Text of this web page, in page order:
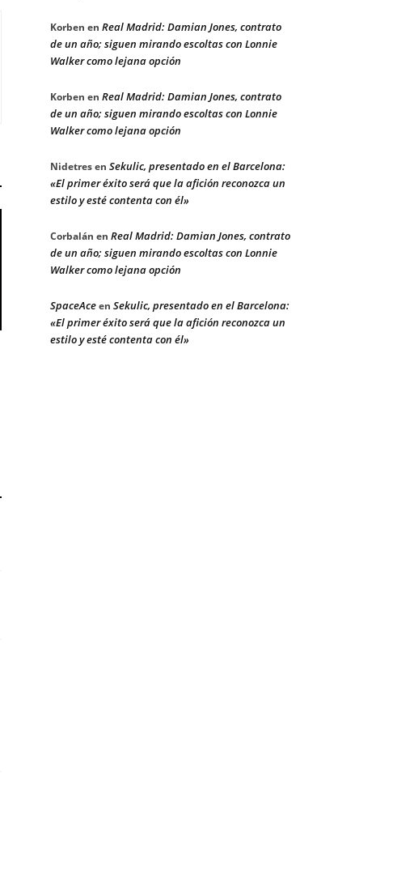
Korben en Real Madrid: Damian Jones, contrato
de un año; siguen mirando escoltas con Lonnie
Walker como lejana opción
Korben en Real Madrid: Damian Jones, contrato
de un año; siguen mirando escoltas con Lonnie
Walker como lejana opción
Nidetresen Sekulic, presentado en el Barcelona:
«El primer éxito será que la afición reconozca un
estilo y esté contenta con él»
Corbalán en Real Madrid: Damian Jones, contrato
de un año; siguen mirando escoltas con Lonnie
Walker como lejana opción
SpaceAceen Sekulic, presentado en el Barcelona:
«El primer éxito será que la afición reconozca un
estilo y esté contenta con él»